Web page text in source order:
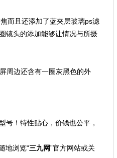
而且还添加了蓝夹层玻璃ps滤
镜头的添加能够让情况与所摄
周边还含有一圈灰黑色的外
号！特性贴心，价钱也公平，
地浏览“三九网”官方网站或关